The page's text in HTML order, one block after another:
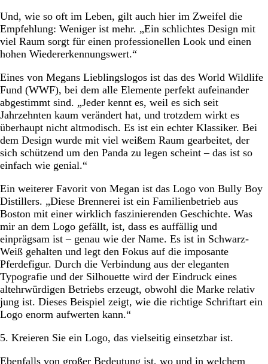
Und, wie so oft im Leben, gilt auch hier im Zweifel die
Empfehlung: Weniger ist mehr. „Ein schlichtes Design mit
viel Raum sorgt für einen professionellen Look und einen
hohen Wiedererkennungswert.“
Eines von Megans Lieblingslogos ist das des World Wildlife
Fund (WWF), bei dem alle Elemente perfekt aufeinander
abgestimmt sind. „Jeder kennt es, weil es sich seit
Jahrzehnten kaum verändert hat, und trotzdem wirkt es
überhaupt nicht altmodisch. Es ist ein echter Klassiker. Bei
dem Design wurde mit viel weißem Raum gearbeitet, der
sich schützend um den Panda zu legen scheint – das ist so
einfach wie genial.“
Ein weiterer Favorit von Megan ist das Logo von Bully Boy
Distillers. „Diese Brennerei ist ein Familienbetrieb aus
Boston mit einer wirklich faszinierenden Geschichte. Was
mir an dem Logo gefällt, ist, dass es auffällig und
einprägsam ist – genau wie der Name. Es ist in Schwarz-
Weiß gehalten und legt den Fokus auf die imposante
Pferdefigur. Durch die Verbindung aus der eleganten
Typografie und der Silhouette wird der Eindruck eines
altehrwürdigen Betriebs erzeugt, obwohl die Marke relativ
jung ist. Dieses Beispiel zeigt, wie die richtige Schriftart ein
Logo enorm aufwerten kann.“
5. Kreieren Sie ein Logo, das vielseitig einsetzbar ist.
Ebenfalls von großer Bedeutung ist, wo und in welchem